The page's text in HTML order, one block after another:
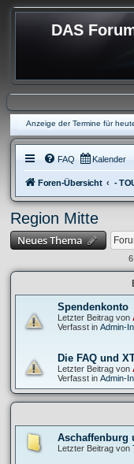
DAS
Anzeige der Termine für
FAQ Kalender
Foren-Übersicht
Region Mitte
Neues Thema
Spendenkonto
Letzter Beitrag von
Verfasst in Admin-
Die FAQ und
Letzter Beitrag von
Verfasst in Admin-
Aschaffenburg
Letzter Beitrag von